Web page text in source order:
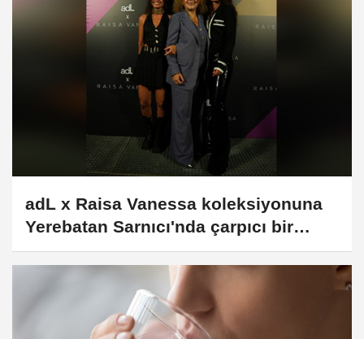
adL x Raisa Vanessa koleksiyonuna
Yerebatan Sarnıcı'nda çarpıcı bir
defile